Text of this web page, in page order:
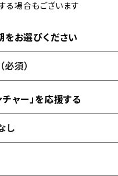
る場合もございます
お選びください
必須）
ャー」を応援する
し